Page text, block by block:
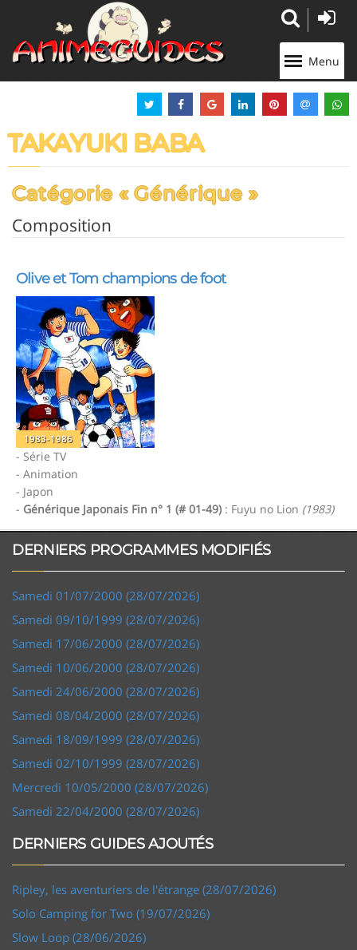
Menu
TAKAYUKI BABA
Catégorie « Générique »
Composition
Olive et Tom champions de foot
1983-1986
- Série TV
- Animation
- Japon
- Générique Japonais Fin n° 1 (# 01-49) : Fuyu no Lion (1983)
DERNIERS PROGRAMMES MODIFIÉS
Samedi 01/07/2000 (28/07/2026)
Samedi 09/10/1999 (28/07/2026)
Samedi 17/06/2000 (28/07/2026)
Samedi 10/06/2000 (28/07/2026)
Samedi 24/06/2000 (28/07/2026)
Samedi 08/04/2000 (28/07/2026)
Samedi 18/09/1999 (28/07/2026)
Samedi 02/10/1999 (28/07/2026)
Mercredi 10/05/2000 (28/07/2026)
Samedi 22/04/2000 (28/07/2026)
DERNIERS GUIDES AJOUTÉS
Ripley, les aventuriers de l'étrange (28/07/2026)
Solo Camping for Two (19/07/2026)
Slow Loop (28/06/2026)
Panneau de gestion des cookies